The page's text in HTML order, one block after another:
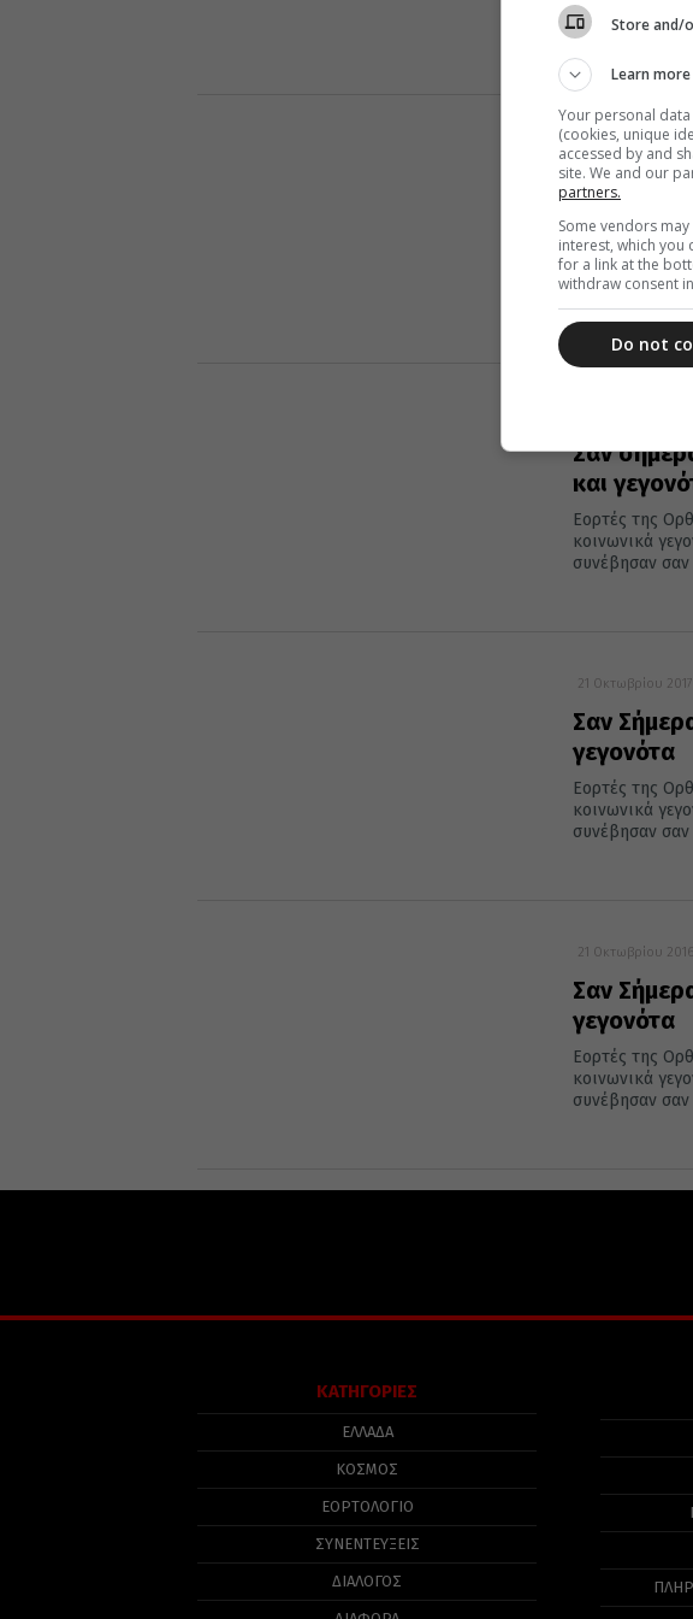
κοινωνικά
συνέβησαν
21 Οκτωβρίου 2019
Εορτές
σαν
Εορτές της
κοινωνικά
συνέβησαν
Σαν
και
Εορτές της
κοινωνικά
συνέβησαν
21 Οκτωβρίου 2017
Σαν
γεγονότα
Εορτές της
κοινωνικά
συνέβησαν
21 Οκτωβρίου 2016
Σαν
γεγονότα
Εορτές της
κοινωνικά
συνέβησαν
ΚΑΤΗΓΟΡΙΕΣ
ΕΛΛΑΔΑ
ΚΟΣΜΟΣ
ΕΟΡΤΟΛΟΓΙΟ
ΣΥΝΕΝΤΕΥΞΕΙΣ
ΔΙΑΛΟΓΟΣ
Store and/
Learn more
Your personal
(cookies, unique
accessed by and
site. We and our
partners.
Some vendors
interest, which
for a link at the
withdraw consent
Do not